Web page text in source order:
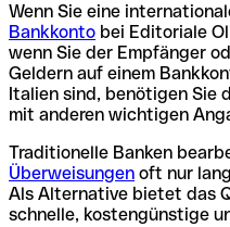
Wenn Sie eine
Bankkonto bei Editoriale
wenn Sie der Empfänger
Geldern auf einem
Italien sind, benötigen Sie
mit anderen wichtigen
Traditionelle Banken
Überweisungen oft nur
Als Alternative bietet das
schnelle, kostengünstige